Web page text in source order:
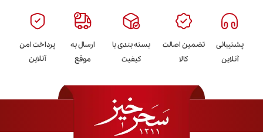
پشتیبانی
آنلاین
تضمین اصالت
کالا
بسته بندی با
کیفیت
ارسال به
موقع
پرداخت امن
آنلاین